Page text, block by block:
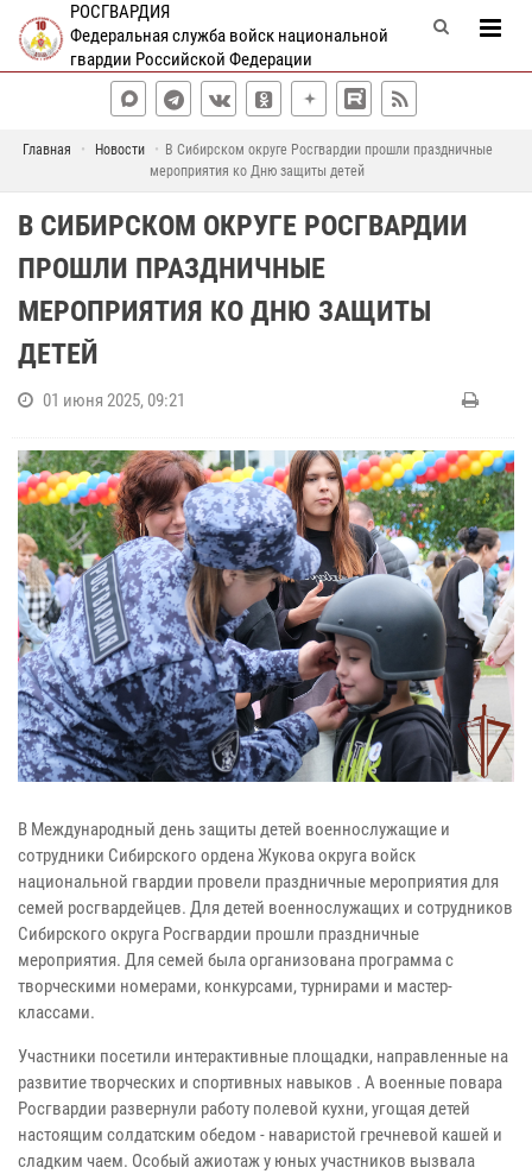
РОСГВАРДИЯ
Федеральная служба войск национальной
гвардии Российской Федерации
Главная Новости
В Сибирском округе Росгвардии прошли праздничные
мероприятия ко Дню защиты детей
В СИБИРСКОМ ОКРУГЕ РОСГВАРДИИ
ПРОШЛИ ПРАЗДНИЧНЫЕ
МЕРОПРИЯТИЯ КО ДНЮ ЗАЩИТЫ
ДЕТЕЙ
01 июня 2025, 09:21
В Международный день защиты детей военнослужащие и
сотрудники Сибирского ордена Жукова округа войск
национальной гвардии провели праздничные мероприятия для
семей росгвардейцев. Для детей военнослужащих и сотрудников
Сибирского округа Росгвардии прошли праздничные
мероприятия. Для семей была организована программа с
творческими номерами, конкурсами, турнирами и мастер-
классами.
Участники посетили интерактивные площадки, направленные на
развитие творческих и спортивных навыков . А военные повара
Росгвардии развернули работу полевой кухни, угощая детей
настоящим солдатским обедом - наваристой гречневой кашей и
сладким чаем. Особый ажиотаж у юных участников вызвала